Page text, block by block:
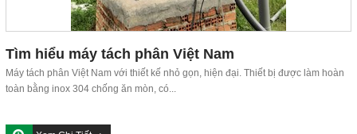
Tìm hiểu máy tách phân Việt Nam
Máy tách phân Việt Nam với thiết kế nhỏ gọn, hiện đại. Thiết bị được làm hoàn
toàn bằng inox 304 chống ăn mòn, có...